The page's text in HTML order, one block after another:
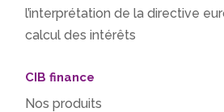
l’interprétation de la directive
calcul des intérêts
CIB finance
Nos produits